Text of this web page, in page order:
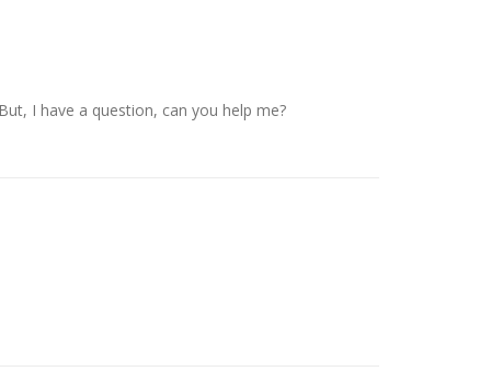
I have a question, can you help me?